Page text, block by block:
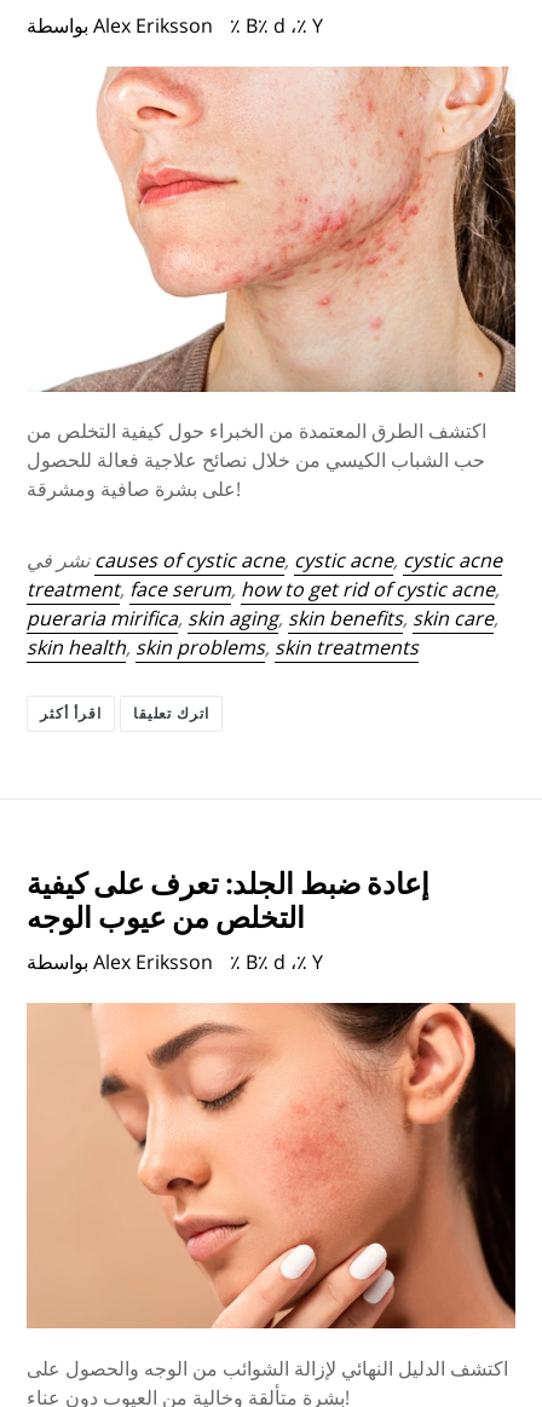
بواسطة Alex Eriksson ٪ B٪ d ،٪ Y
اكتشف الطرق المعتمدة من الخبراء حول كيفية التخلص من
حب الشباب الكيسي من خلال نصائح علاجية فعالة للحصول
على بشرة صافية ومشرقة!
نشر فيcauses of cystic acne, cystic acne, cystic acne
treatment, face serum, how to get rid of cystic acne,
pueraria mirifica, skin aging, skin benefits, skin care,
skin health, skin problems, skin treatments
اقرأ أكثر اترك تعليقا
إعادة ضبط الجلد: تعرف على كيفية
التخلص من عيوب الوجه
بواسطة Alex Eriksson ٪ B٪ d ،٪ Y
اكتشف الدليل النهائي لإزالة الشوائب من الوجه والحصول على
بشرة متألقة وخالية من العيوب دون عناء!